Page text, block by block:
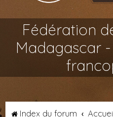
Fédération
Madagascar
Index du forum